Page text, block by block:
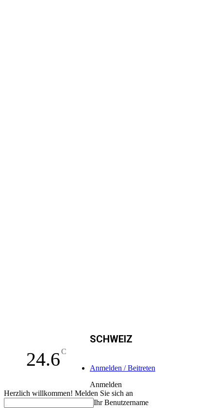
24.6C
SCHWEIZ
Anmelden / Beitreten
Anmelden
Herzlich willkommen! Melden Sie sich an
Ihr Benutzername